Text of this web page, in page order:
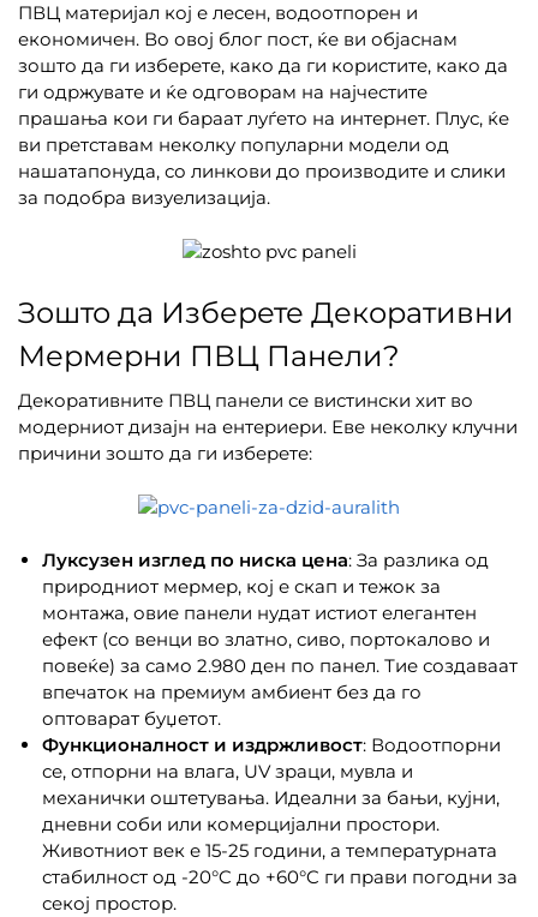
ПВЦ материјал кој е лесен, водоотпорен и
економичен. Во овој блог пост, ќе ви објаснам
зошто да ги изберете, како да ги користите, како да
ги одржувате и ќе одговорам на најчестите
прашања кои ги бараат луѓето на интернет. Плус, ќе
ви претставам неколку популарни модели од
нашатапонуда, со линкови до производите и слики
за подобра визуелизација.
Зошто да Изберете Декоративни
Мермерни ПВЦ Панели?
Декоративните ПВЦ панели се вистински хит во
модерниот дизајн на ентериери. Еве неколку клучни
причини зошто да ги изберете:
Луксузен изглед по ниска цена: За разлика од
природниот мермер, кој е скап и тежок за
монтажа, овие панели нудат истиот елегантен
ефект (со венци во златно, сиво, портокалово и
повеќе) за само 2.980 ден по панел. Тие создаваат
впечаток на премиум амбиент без да го
оптоварат буџетот.
Функционалност и издржливост: Водоотпорни
се, отпорни на влага, UV зраци, мувла и
механички оштетувања. Идеални за бањи, кујни,
дневни соби или комерцијални простори.
Животниот век е 15-25 години, а температурната
стабилност од -20°C до +60°C ги прави погодни за
секој простор.